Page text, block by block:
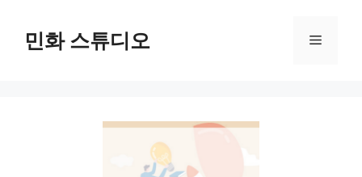
민화 스튜디오 메